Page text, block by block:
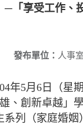
─「享受工作、
發布單位： 人事室
年5月6日（星
、創新卓越」
系列（家庭婚姻